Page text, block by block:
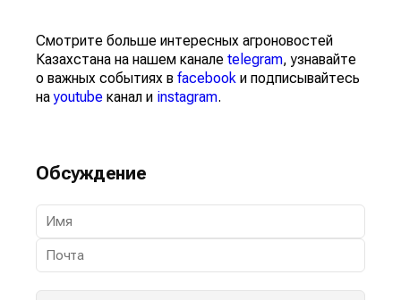
Смотрите больше интересных агроновостей
Казахстана на нашем канале telegram, узнавайте
о важных событиях в facebook и подписывайтесь
наyoutube канал и instagram.
Обсуждение